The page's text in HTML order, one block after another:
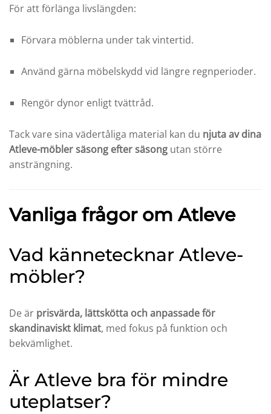
För att förlänga livslängden:
Förvara möblerna under tak vintertid.
Använd gärna möbelskydd vid längre regnperioder.
Rengör dynor enligt tvättråd.
Tack vare sina vädertåliga material kan du njuta av dina
Atleve-möbler säsong efter säsong utan större
ansträngning.
Vanliga frågor om Atleve
Vad kännetecknar Atleve-
möbler?
De är prisvärda, lättskötta och anpassade för
skandinaviskt klimat, med fokus på funktion och
bekvämlighet.
Är Atleve bra för mindre
uteplatser?